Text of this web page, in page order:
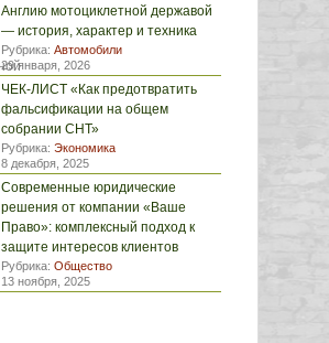
Англию мотоциклетной державой
— история, характер и техника
Рубрика: Автомобили
29 января, 2026
ЧЕК-ЛИСТ «Как предотвратить
фальсификации на общем
собрании СНТ»
Рубрика: Экономика
8 декабря, 2025
Современные юридические
решения от компании «Ваше
Право»: комплексный подход к
защите интересов клиентов
Рубрика: Общество
13 ноября, 2025